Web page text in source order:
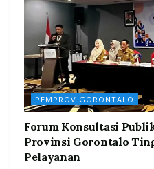
PEMPROV GORONTALO
Forum Konsultasi
Provinsi Gorontalo
Pelayanan